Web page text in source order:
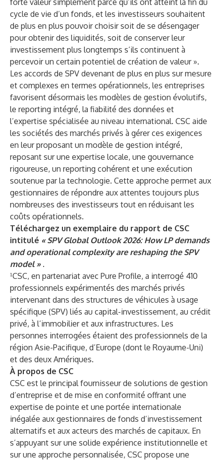
forte valeur simplement parce qu’ils ont atteint la fin du
cycle de vie d’un fonds, et les investisseurs souhaitent
de plus en plus pouvoir choisir soit de se désengager
pour obtenir des liquidités, soit de conserver leur
investissement plus longtemps s’ils continuent à
percevoir un certain potentiel de création de valeur ».
Les accords de SPV devenant de plus en plus sur mesure
et complexes en termes opérationnels, les entreprises
favorisent désormais les modèles de gestion évolutifs,
le reporting intégré, la fiabilité des données et
l’expertise spécialisée au niveau international. CSC aide
les sociétés des marchés privés à gérer ces exigences
en leur proposant un modèle de gestion intégré,
reposant sur une expertise locale, une gouvernance
rigoureuse, un reporting cohérent et une exécution
soutenue par la technologie. Cette approche permet aux
gestionnaires de répondre aux attentes toujours plus
nombreuses des investisseurs tout en réduisant les
coûts opérationnels.
Téléchargez un exemplaire du rapport de CSC
intitulé « SPV Global Outlook 2026: How LP demands
and operational complexity are reshaping the SPV
model » .
¹CSC, en partenariat avec Pure Profile, a interrogé 410
professionnels expérimentés des marchés privés
intervenant dans des structures de véhicules à usage
spécifique (SPV) liés au capital-investissement, au crédit
privé, à l’immobilier et aux infrastructures. Les
personnes interrogées étaient des professionnels de la
région Asie-Pacifique, d’Europe (dont le Royaume-Uni)
et des deux Amériques.
À propos de CSC
CSC est le principal fournisseur de solutions de gestion
d’entreprise et de mise en conformité offrant une
expertise de pointe et une portée internationale
inégalée aux gestionnaires de fonds d’investissement
alternatifs et aux acteurs des marchés de capitaux. En
s’appuyant sur une solide expérience institutionnelle et
sur une approche personnalisée, CSC propose une